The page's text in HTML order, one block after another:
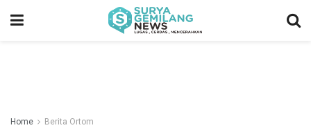
Home Berita Ortom